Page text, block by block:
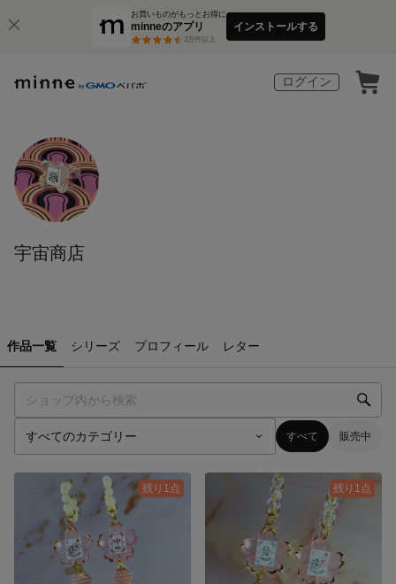
お買いものがもっとお得に
minneのアプリ
3万件以上
インストールする
ログイン
宇宙商店
作品一覧 シリーズ プロフィール レター
すべて 販売中
残り1点 残り1点